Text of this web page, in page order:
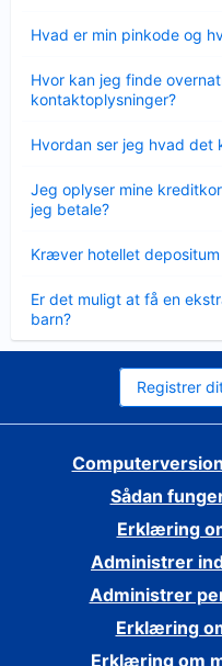
Hvad er min pinkode og
Hvor kan jeg finde
kontaktoplysninger?
Hvordan ser jeg hvad det
Jeg oplyser mine
jeg betale?
Kræver hotellet
Er det muligt at få en
barn?
Registrer
Computerversion
Sådan
Erklæring
Administrer
Administrer
Erklæring
Erklæring om